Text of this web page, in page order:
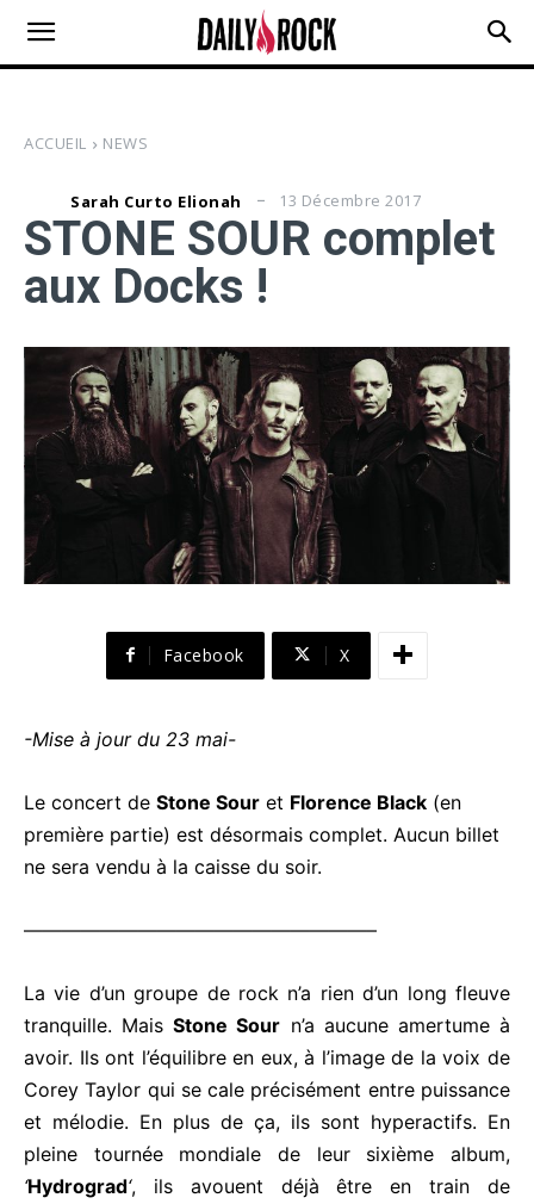
ACCUEIL NEWS
Sarah Curto Elionah 13 Décembre 2017
STONE SOUR complet
aux Docks !
Facebook X
-Mise à jour du 23 mai-
Le concert de Stone Sour et Florence Black (en
première partie) est désormais complet. Aucun billet
ne sera vendu à la caisse du soir.
——————————————————–
La vie d’un groupe de rock n’a rien d’un long fleuve
tranquille. MaisStone Sour n’a aucune amertume à
avoir. Ils ont l’équilibre en eux, à l’image de la voix de
Corey Taylor qui se cale précisément entre puissance
et mélodie. En plus de ça, ils sont hyperactifs. En
pleine tournée mondiale de leur sixième album,
‘Hydrograd‘, ils avouent déjà être en train de